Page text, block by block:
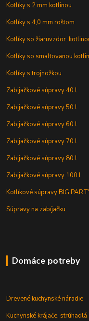
Kotlíky s 2 mm kotlinou
Kotlíky s 4,0 mm roštom
Kotlíky so žiaruvzdor.
Kotlíky so smaltovanou
Kotlíky s trojnožkou
Zabijačkové súpravy 40 l
Zabijačkové súpravy 50 l
Zabijačkové súpravy 60 l
Zabijačkové súpravy 70 l
Zabijačkové súpravy 80 l
Zabijačkové súpravy 100 l
Kotlíkové súpravy BIG
Súpravy na zabíjačku
Domáce potreby
Drevené kuchynské náradie
Kuchynské krájače, strúhadlá